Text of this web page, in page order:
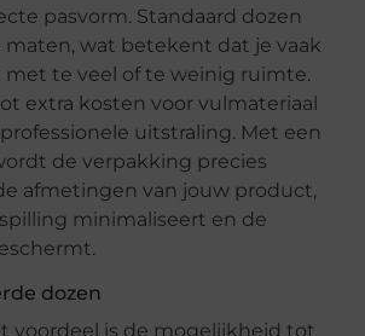
pasvorm. Standaard dozen
maten, wat betekent dat je vaak
te veel of te weinig ruimte.
extra kosten voor vulmateriaal
uitstraling. Met een
de verpakking precies
afmetingen van jouw product,
minimaliseert en de
dozen
voordeel is de mogelijkheid tot